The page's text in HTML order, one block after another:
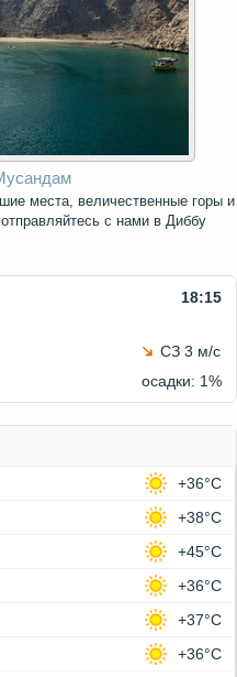
места, величественные горы и
с нами в Диббу
18:15
СЗ 3 м/с
осадки: 1%
+36°C
+38°C
+45°C
+36°C
+37°C
+36°C